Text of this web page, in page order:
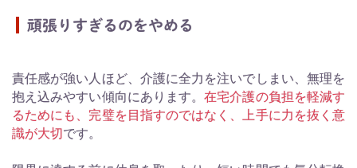
頑張りすぎるのをやめる
責任感が強い人ほど、介護に全力を注いでしまい、無理を
抱え込みやすい傾向にあります。在宅介護の負担を軽減す
るためにも、完璧を目指すのではなく、上手に力を抜く意
識が大切 です。